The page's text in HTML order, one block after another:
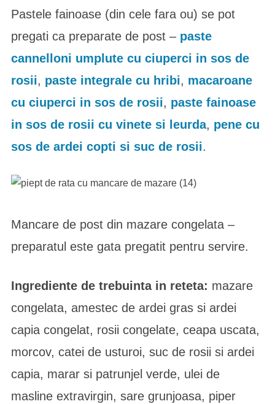
Pastele fainoase (din cele fara ou) se pot
pregati ca preparate de post – paste
cannelloni umplute cu ciuperci in sos de
rosii, paste integrale cu hribi, macaroane
cu ciuperci in sos de rosii, paste fainoase
in sos de rosii cu vinete si leurda, pene cu
sos de ardei copti si suc de rosii.
Mancare de post din mazare congelata –
preparatul este gata pregatit pentru servire.
Ingrediente de trebuinta in reteta: mazare
congelata, amestec de ardei gras si ardei
capia congelat, rosii congelate, ceapa uscata,
morcov, catei de usturoi, suc de rosii si ardei
capia, marar si patrunjel verde, ulei de
masline extravirgin, sare grunjoasa, piper